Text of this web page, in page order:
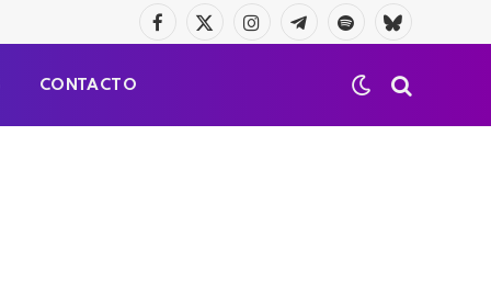
Facebook
X
InstagramTelegramaSpotifyBluesky
CONTACTO